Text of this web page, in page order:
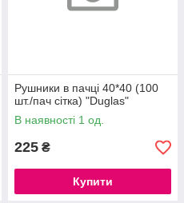
Рушники в пачці 40*40 (100
шт./пач сітка) "Duglas"
В наявності 1 од.
225 ₴
Купити